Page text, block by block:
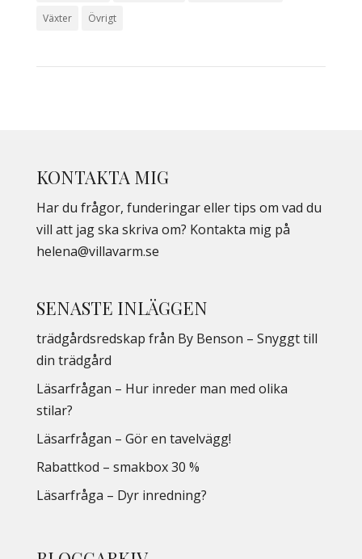
Växter Övrigt
KONTAKTA MIG
Har du frågor, funderingar eller tips om vad du
vill att jag ska skriva om? Kontakta mig på
helena@villavarm.se
SENASTE INLÄGGEN
trädgårdsredskap från By Benson – Snyggt till
din trädgård
Läsarfrågan – Hur inreder man med olika
stilar?
Läsarfrågan – Gör en tavelvägg!
Rabattkod – smakbox 30 %
Läsarfråga – Dyr inredning?